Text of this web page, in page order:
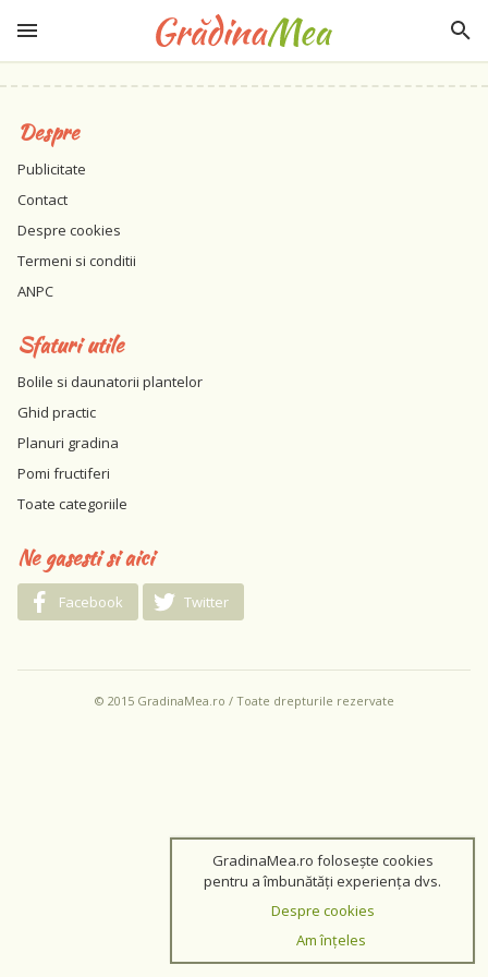
Despre
Publicitate
Contact
Despre cookies
Termeni si conditii
ANPC
Sfaturi utile
Bolile si daunatorii plantelor
Ghid practic
Planuri gradina
Pomi fructiferi
Toate categoriile
Ne gasesti si aici
Facebook Twitter
© 2015 GradinaMea.ro / Toate drepturile rezervate
GradinaMea.ro folosește cookies
pentru a îmbunătăți experiența dvs.
Despre cookies
Am înțeles